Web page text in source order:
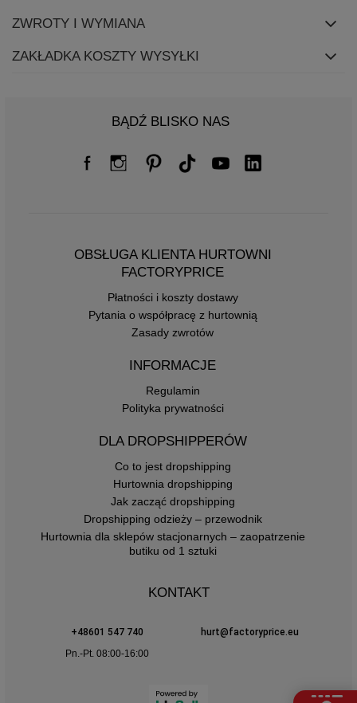
ZWROTY I WYMIANA
ZAKŁADKA KOSZTY WYSYŁKI
BĄDŹ BLISKO NAS
OBSŁUGA KLIENTA HURTOWNI
FACTORYPRICE
Płatności i koszty dostawy
Pytania o współpracę z hurtownią
Zasady zwrotów
INFORMACJE
Regulamin
Polityka prywatności
DLA DROPSHIPPERÓW
Co to jest dropshipping
Hurtownia dropshipping
Jak zacząć dropshipping
Dropshipping odzieży – przewodnik
Hurtownia dla sklepów stacjonarnych – zaopatrzenie
butiku od 1 sztuki
KONTAKT
+48601 547 740
hurt@factoryprice.eu
Pn.-Pt. 08:00-16:00